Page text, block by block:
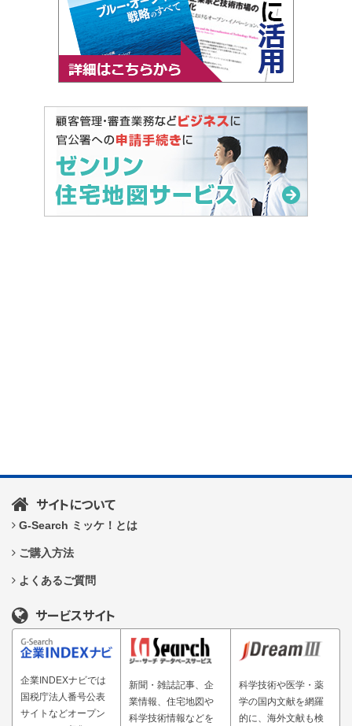
サイトについて
G-Search ミッケ！とは
ご購入方法
よくあるご質問
サービスサイト
企業INDEXナビでは
国税庁法人番号公表
サイトなどオープン
新聞・雑誌記事、企
業情報、住宅地図や
科学技術情報などを
科学技術や医学・薬
学の国内文献を網羅
的に、海外文献も検